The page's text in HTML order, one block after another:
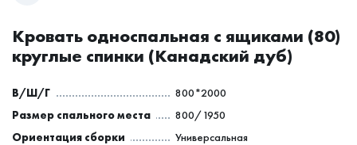
Кровать односпальная с ящиками (80)
круглые спинки (Канадский дуб)
В/Ш/Г
800*2000
Размер спального места
800/1950
Ориентация сборки
Универсальная